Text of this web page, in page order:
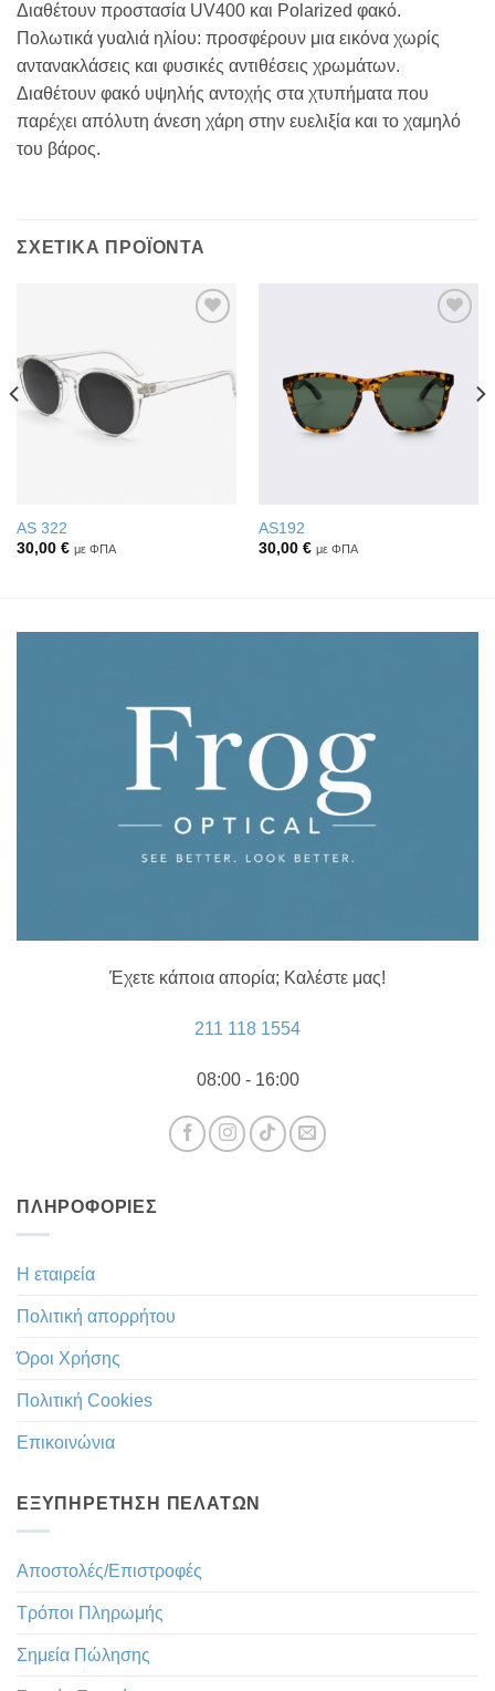
Διαθέτουν προστασία UV400 και Polarized φακό.
Πολωτικά γυαλιά ηλίου: προσφέρουν μια εικόνα χωρίς
αντανακλάσεις και φυσικές αντιθέσεις χρωμάτων.
Διαθέτουν φακό υψηλής αντοχής στα χτυπήματα που
παρέχει απόλυτη άνεση χάρη στην ευελιξία και το χαμηλό
του βάρος.
ΣΧΕΤΙΚΆ ΠΡΟΪΌΝΤΑ
επιθυμιών
AS 322
30,00 € με ΦΠΑ
επιθυμιών
AS192
30,00 € με ΦΠΑ
Έχετε κάποια απορία; Καλέστε μας!
211 118 1554
08:00 - 16:00
ΠΛΗΡΟΦΟΡΊΕΣ
Η εταιρεία
Πολιτική απορρήτου
Όροι Χρήσης
Πολιτική Cookies
Επικοινώνια
ΕΞΥΠΗΡΈΤΗΣΗ ΠΕΛΑΤΏΝ
Αποστολές/Επιστροφές
Τρόποι Πληρωμής
Σημεία Πώλησης